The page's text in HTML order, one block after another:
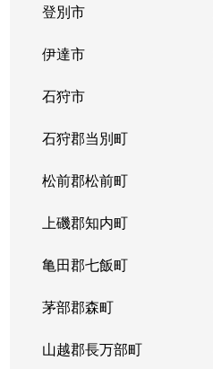
登別市
伊達市
石狩市
石狩郡当別町
松前郡松前町
上磯郡知内町
亀田郡七飯町
茅部郡森町
山越郡長万部町